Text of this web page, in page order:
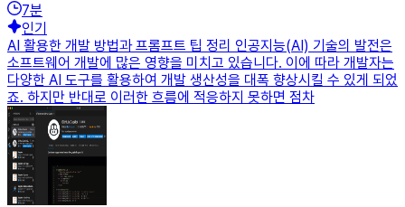
7분
인기
AI 활용한 개발 방법과 프롬프트 팁 정리 인공지능(AI) 기술의 발전은
소프트웨어 개발에 많은 영향을 미치고 있습니다. 이에 따라 개발자는
다양한 AI 도구를 활용하여 개발 생산성을 대폭 향상시킬 수 있게 되었
죠. 하지만 반대로 이러한 흐름에 적응하지 못하면 점차